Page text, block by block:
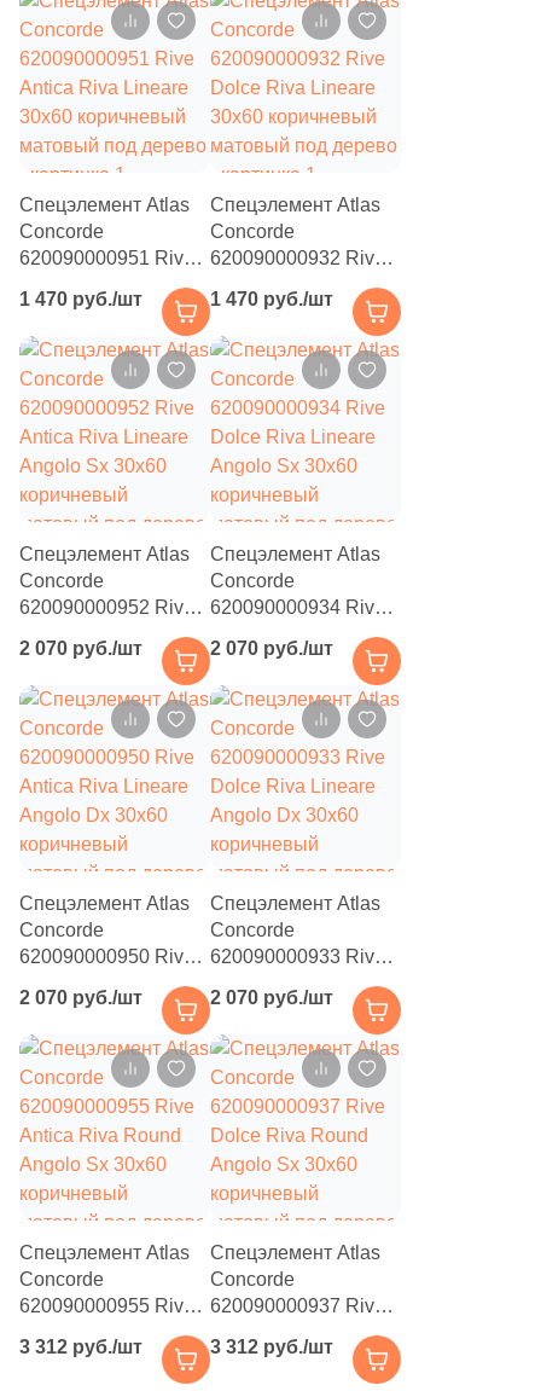
3x15 (41 )
3.5x25 (4)
3.3x50 (3 )
3.5x35 (1)
3.5x60 (1)
3x3 (4)
3.5x27 (3)
3.8x70 (1)
3x90 (3)
3.1x40 (2 )
3х15 (2)
3.4x40 ( )
3x2 (1)
3.5x30 (7 )
3x25 (9)
3x150 (1)
3x40 (6)
3x60 (3)
4.8x30.5 (
4.5x4.5 ( 1)
4.5x60 (8)
4.2x120 ( 3)
4.5x75 ( 1)
4x50 ( 4
4x240 (2)
4.8x60 (33)
Спецэлемент Atlas
Concorde
620090000951 Rive
Antica Riva Lineare
30x60 коричневый
матовый под дерево
1 470 руб./шт
Спецэлемент Atlas
Concorde
620090000932 Rive
Dolce Riva Lineare
30x60 коричневый
матовый под дерево
1 470 руб./шт
Спецэлемент Atlas
Concorde
620090000952 Rive
Antica Riva Lineare
Angolo Sx 30x60
коричневый
матовый под дерево
2 070 руб./шт
Спецэлемент Atlas
Concorde
620090000934 Rive
Dolce Riva Lineare
Angolo Sx 30x60
коричневый
матовый под дерево
2 070 руб./шт
Спецэлемент Atlas
Concorde
620090000950 Rive
Antica Riva Lineare
Angolo Dx 30x60
коричневый
матовый под дерево
2 070 руб./шт
Спецэлемент Atlas
Concorde
620090000933 Rive
Dolce Riva Lineare
Angolo Dx 30x60
коричневый
матовый под дерево
2 070 руб./шт
Спецэлемент Atlas
Concorde
620090000955 Rive
Antica Riva Round
Angolo Sx 30x60
3 312 руб./шт
Спецэлемент Atlas
Concorde
620090000937 Rive
Dolce Riva Round
Angolo Sx 30x60
3 312 руб./шт